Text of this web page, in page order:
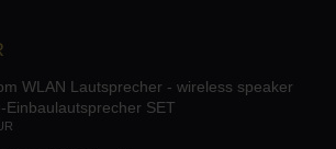
WLAN Lautsprecher - wireless speaker
Einbaulautsprecher SET